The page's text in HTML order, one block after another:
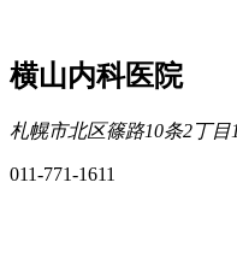
横山内科医院
札幌市北区篠路10条2丁目
011-771-1611